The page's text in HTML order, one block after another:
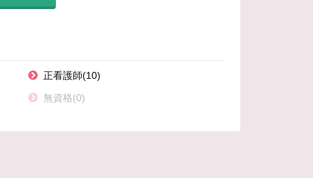
正看護師(10)
無資格(0)